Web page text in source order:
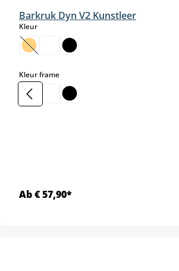
Barkruk Dyn V2 Kunstleer
Kleurselect
(Deze optie is momenteel niet beschikbaar.)
Kleur frameselect
Ab € 57,90*